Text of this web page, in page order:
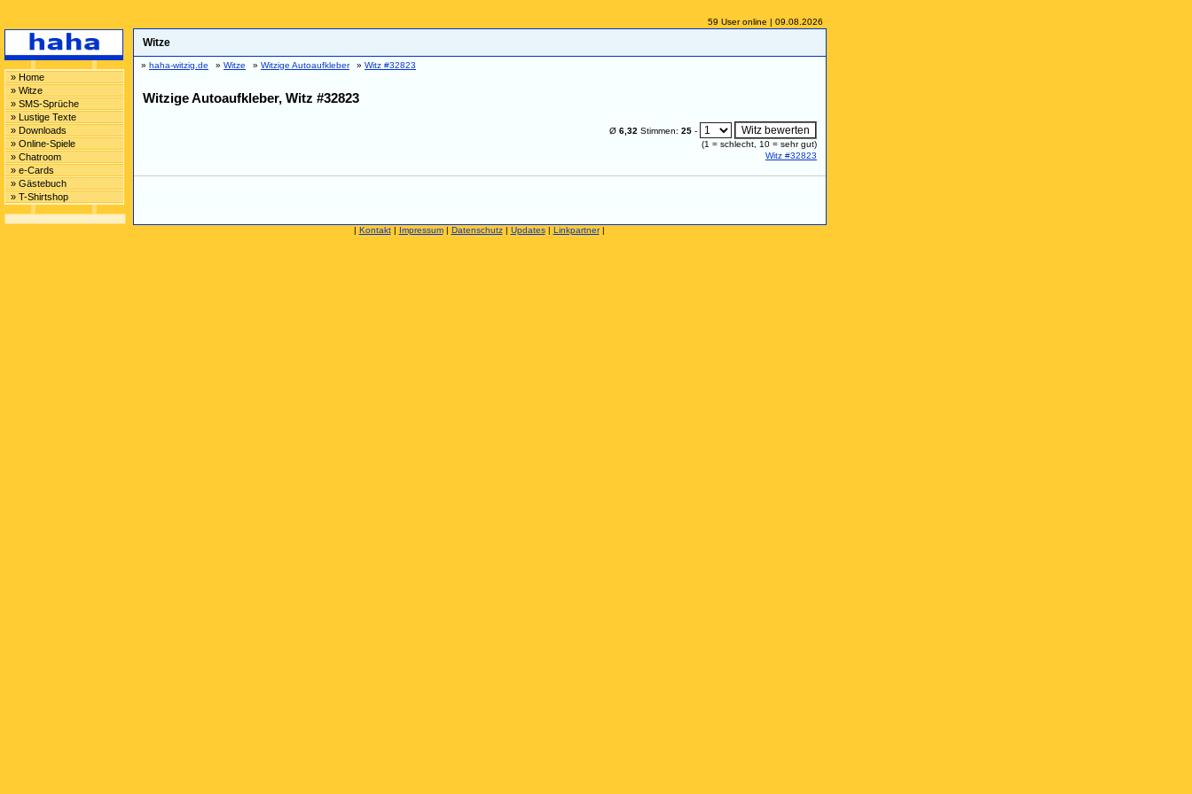
» Home
» Witze
» SMS-Sprüche
» Lustige Texte
» Downloads
» Online-Spiele
» Chatroom
» e-Cards
» Gästebuch
» T-Shirtshop
59 User online | 09.08.2026
Witze
» haha-witzig.de » Witze » Witzige Autoaufkleber » Witz #32823
Witzige Autoaufkleber, Witz #32823
Ø 6,32 Stimmen: 25 -
(1 = schlecht, 10 = sehr gut)
Witz #32823
| Kontakt| Impressum| Datenschutz| Updates| Linkpartner|